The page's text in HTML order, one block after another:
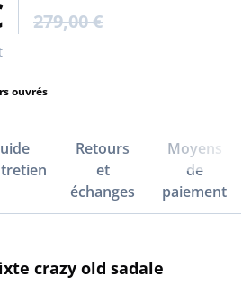
279,00 €
ouvrés
Retours
et
échanges
Moyens
de
paiement
crazy old sadale